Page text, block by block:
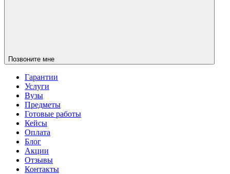
Позвоните мне
Гарантии
Услуги
Вузы
Предметы
Готовые работы
Кейсы
Оплата
Блог
Акции
Отзывы
Контакты